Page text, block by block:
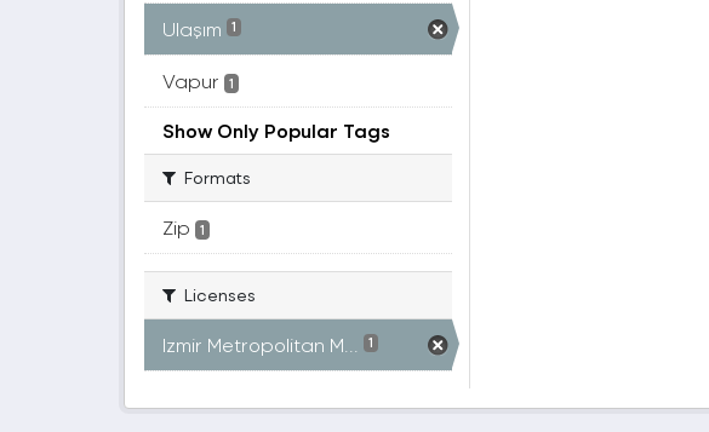
Ulaşım 1
Vapur 1
Show Only Popular Tags
Formats
Zip 1
Licenses
Izmir Metropolitan M... 1